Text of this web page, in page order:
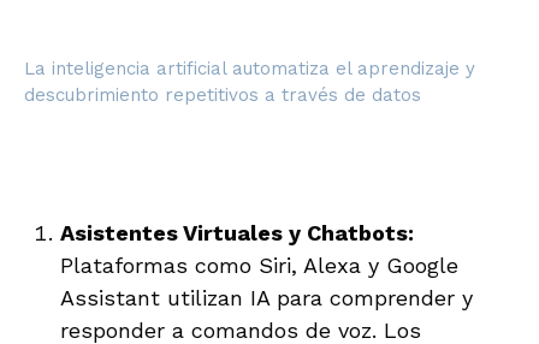
La inteligencia artificial automatiza el aprendizaje y
descubrimiento repetitivos a través de datos
Asistentes Virtuales y Chatbots:
Plataformas como Siri, Alexa y Google
Assistant utilizan IA para comprender y
responder a comandos de voz. Los